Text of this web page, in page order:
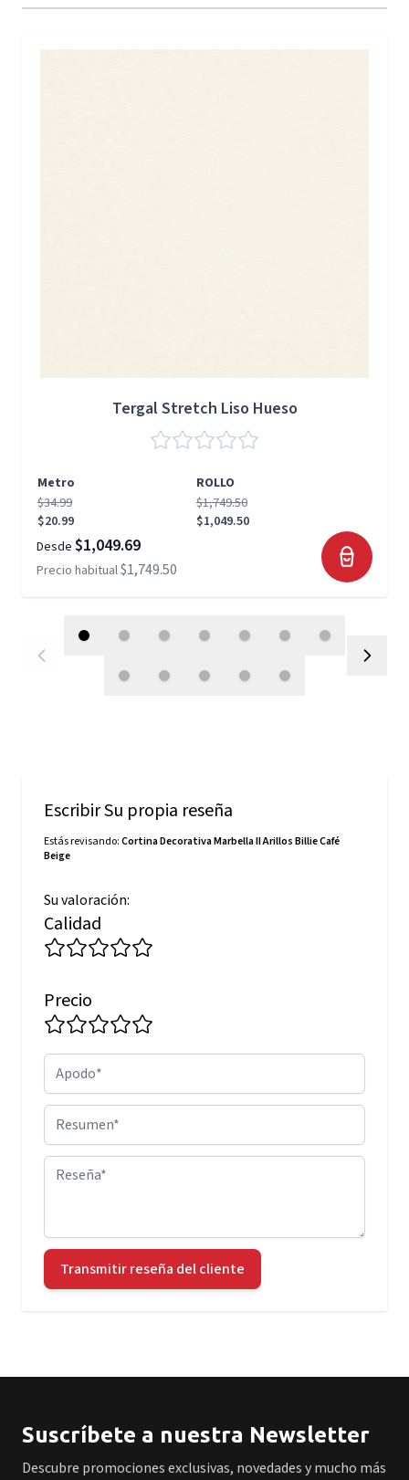
Tergal Stretch Liso Hueso
Metro
ROLLO
$34.99
$20.99
$1,749.50
$1,049.50
Desde $1,049.69
Precio habitual$1,749.50
Escribir Su propia reseña
Estás revisando:Cortina Decorativa Marbella II Arillos Billie Café
Beige
Su valoración:
Calidad
Precio
Apodo
Resumen
Reseña
Transmitir reseña del cliente
Suscríbete a nuestra Newsletter
Descubre promociones exclusivas, novedades y mucho más